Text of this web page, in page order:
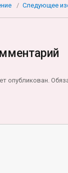
Следующее
опубликован.